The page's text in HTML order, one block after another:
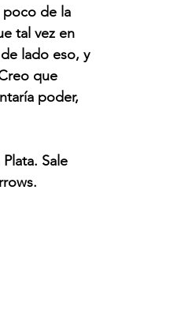
poco de la
tal vez en
lado eso, y
que
poder,
Sale